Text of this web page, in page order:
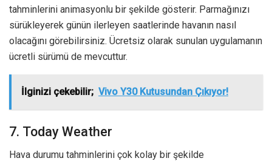
tahminlerini animasyonlu bir şekilde gösterir. Parmağınızı
sürükleyerek günün ilerleyen saatlerinde havanın nasıl
olacağını görebilirsiniz. Ücretsiz olarak sunulan uygulamanın
ücretli sürümü de mevcuttur.
İlginizi çekebilir; Vivo Y30 Kutusundan Çıkıyor!
7. Today Weather
Hava durumu tahminlerini çok kolay bir şekilde